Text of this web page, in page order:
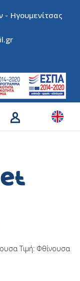
- Ηγουμενίτσας
Τιμή: Φθίνουσα